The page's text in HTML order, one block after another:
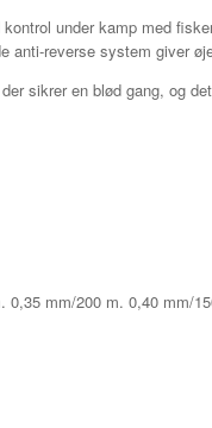
under kamp med
anti-reverse system giver
sikrer en blød gang, og
mm/200 m. 0,40 mm/